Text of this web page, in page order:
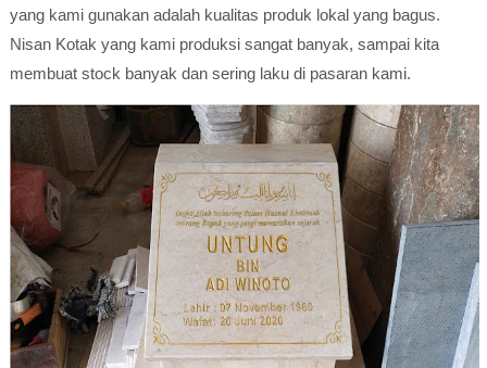
yang kami gunakan adalah kualitas produk lokal yang bagus.
Nisan Kotak yang kami produksi sangat banyak, sampai kita
membuat stock banyak dan sering laku di pasaran kami.